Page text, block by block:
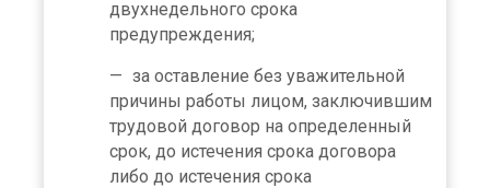
двухнедельного срока
предупреждения;
за оставление без уважительной
причины работы лицом, заключившим
трудовой договор на определенный
срок, до истечения срока договора
либо до истечения срока